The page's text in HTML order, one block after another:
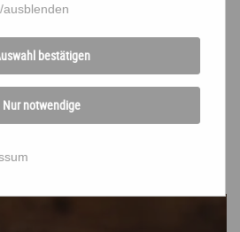
HOTELS
auch interessieren.
ausblenden
bestätigen
Nur notwendige